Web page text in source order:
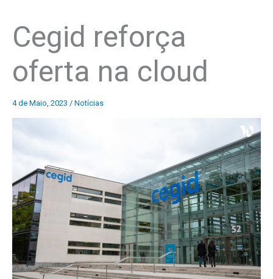
Cegid reforça
oferta na cloud
4 de Maio, 2023 / Notícias